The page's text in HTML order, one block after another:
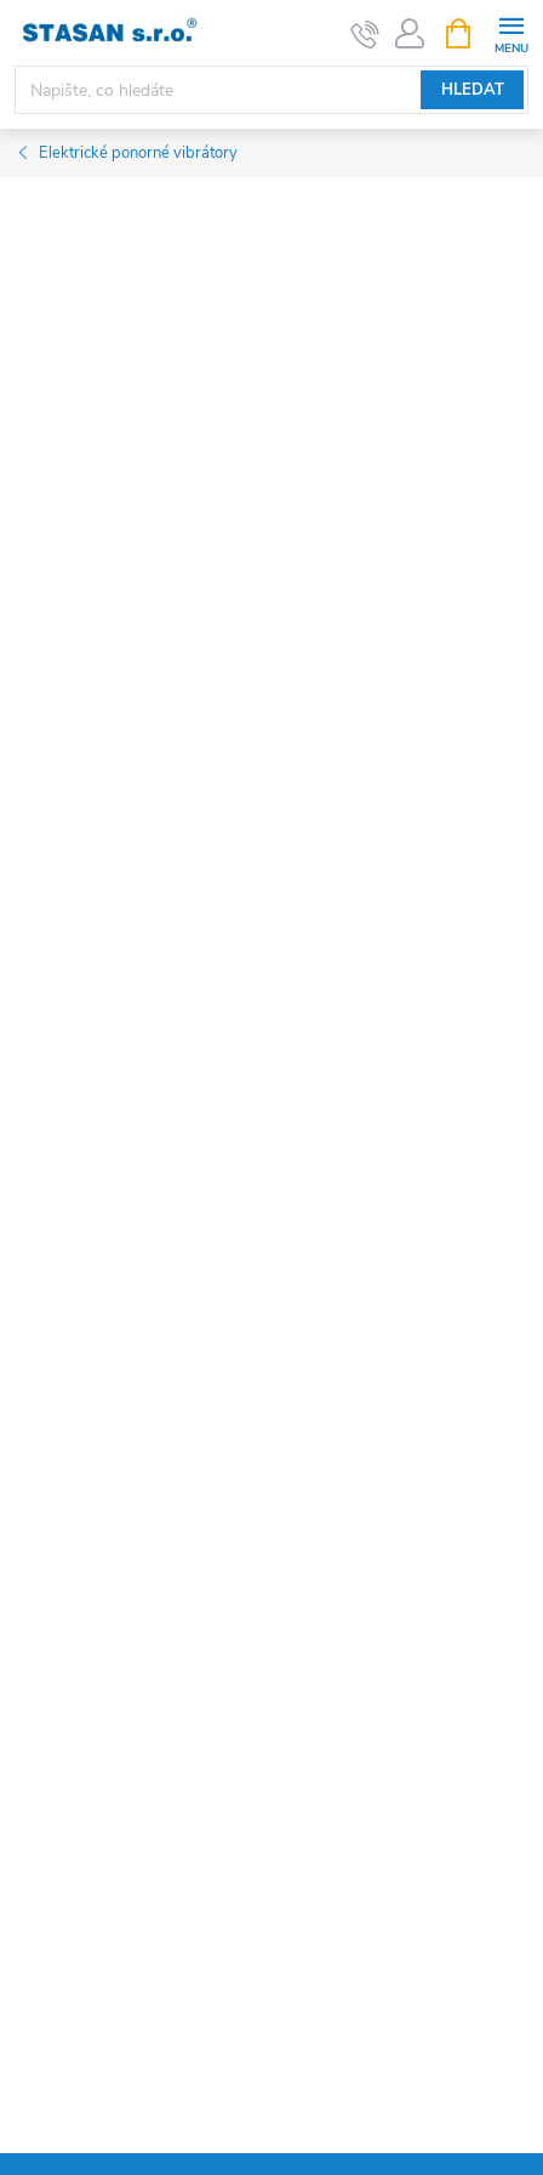
obsah
HLEDAT
NÁKUPNÍ
KOŠÍK
Elektrické ponorné vibrátory